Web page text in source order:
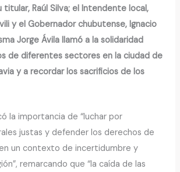
titular, Raúl Silva; el Intendente local,
y el Gobernador chubutense, Ignacio
Jorge Ávila llamó a la solidaridad
de diferentes sectores en la ciudad de
y a recordar los sacrificios de los
la importancia de “luchar por
justas y defender los derechos de
un contexto de incertidumbre y
remarcando que “la caída de las